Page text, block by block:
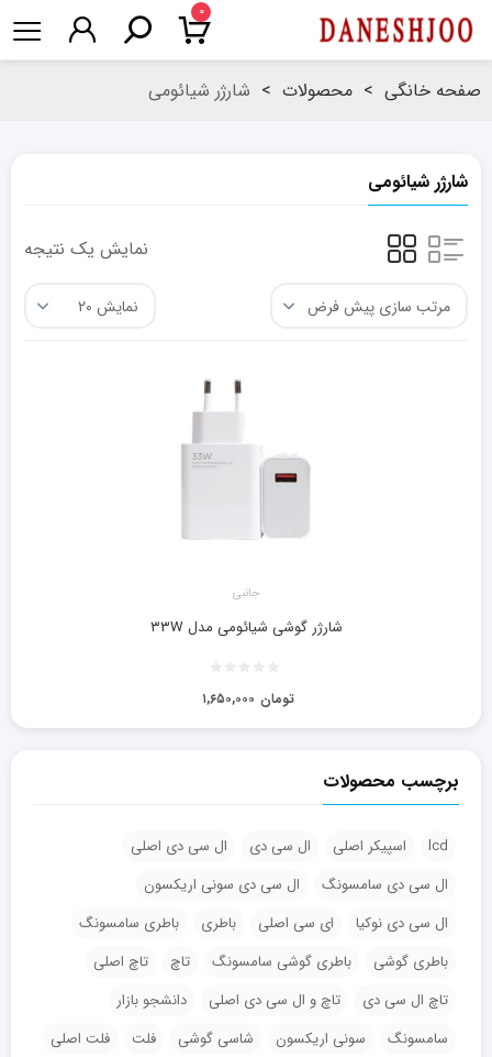
۰
صفحه خانگی > محصولات > شارژر شیائومی
شارژر شیائومی
نمایش یک نتیجه
جانبی
شارژر گوشی شیائومی مدل ۳۳W
۱,۶۵۰,۰۰۰ تومان
برچسب محصولات
lcd اسپیکر اصلی ال سی دی
ال سی دی اصلی
ال سی دی سامسونگ
ال سی دی سونی اریکسون
ال سی دی نوکیا
ای سی اصلی باطری
باطری سامسونگ
باطری گوشی
باطری گوشی سامسونگ تاچ
تاچ اصلی
تاچ ال سی دی
تاچ و ال سی دی اصلی
دانشجو بازار
سامسونگ
سونی اریکسون شاسی گوشی فلت
فلت اصلی